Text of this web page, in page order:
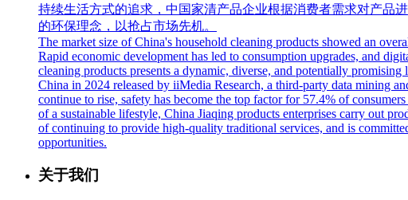
持续生活方式的追求，中国家清产品企业根据消费者需求对产品
的环保理念，以抢占市场先机。
The market size of China's household cleaning products showed an
Rapid economic development has led to consumption upgrades, and
cleaning products presents a dynamic, diverse, and potentially
China in 2024 released by iiMedia Research, a third-party data mining
continue to rise, safety has become the top factor for 57.4% of
of a sustainable lifestyle, China Jiaqing products enterprises carry out
of continuing to provide high-quality traditional services, and is
opportunities.
关于我们